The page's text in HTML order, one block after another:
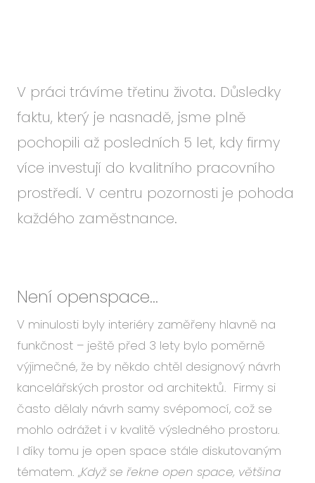
V práci trávíme třetinu života. Důsledky
faktu, který je nasnadě, jsme plně
pochopili až posledních 5 let, kdy firmy
více investují do kvalitního pracovního
prostředí. V centru pozornosti je pohoda
každého zaměstnance.
Není openspace...
V minulosti byly interiéry zaměřeny hlavně na
funkčnost – ještě před 3 lety bylo poměrně
výjimečné, že by někdo chtěl designový návrh
kancelářských prostor od architektů. Firmy si
často dělaly návrh samy svépomocí, což se
mohlo odrážet i v kvalitě výsledného prostoru.
I díky tomu je open space stále diskutovaným
tématem. „Když se řekne open space, většina